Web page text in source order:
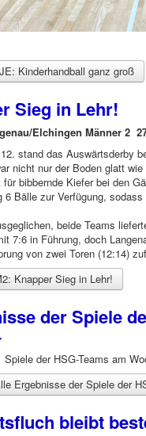
Kinderhandball ganz groß
Sieg in Lehr!
Elchingen Männer 2
stand das Auswärtsderby
nicht nur der Boden glatt
für bibbernde Kiefer bei den
6 Bälle zur Verfügung,
beide Teams
7:6 in Führung, doch
von zwei Toren (12:14)
Knapper Sieg in Lehr!
der Spiele
der HSG-Teams am
Ergebnisse der Spiele der
bleibt